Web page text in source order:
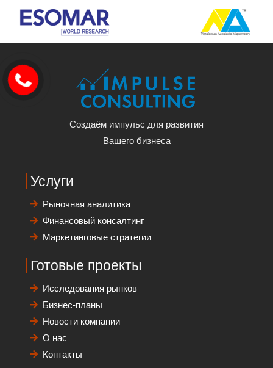
Создаём импульс для развития
Вашего бизнеса
Услуги
Рыночная аналитика
Финансовый консалтинг
Маркетинговые стратегии
Готовые проекты
Исследования рынков
Бизнес-планы
Новости компании
О нас
Контакты